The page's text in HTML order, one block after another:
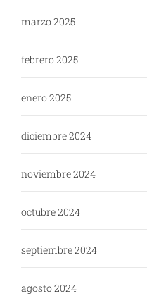
marzo 2025
febrero 2025
enero 2025
diciembre 2024
noviembre 2024
octubre 2024
septiembre 2024
agosto 2024